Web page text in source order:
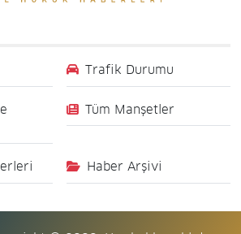
Trafik Durumu
Tüm Manşetler
Haber Arşivi